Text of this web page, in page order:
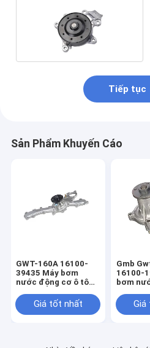
Tiếp tục
Sản Phẩm Khuyến Cáo
GWT-160A 16100-
39435 Máy bơm
nước động cơ ô tô
2gr
Giá tốt nhất
Gmb
16100-
bơm
Corolla